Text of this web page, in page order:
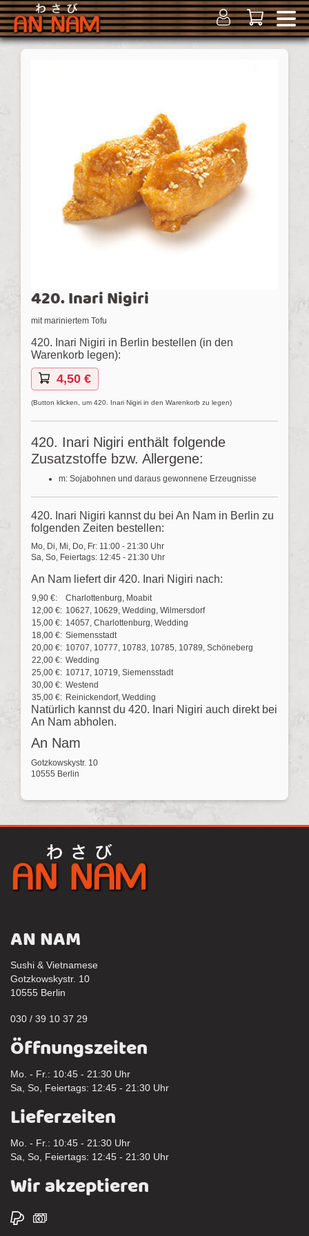
420. Inari Nigiri
mit mariniertem Tofu
420. Inari Nigiri in Berlin bestellen (in den
Warenkorb legen):
4,50 €
(Button klicken, um 420. Inari Nigiri in den Warenkorb zu legen)
420. Inari Nigiri enthält folgende
Zusatzstoffe bzw. Allergene:
m: Sojabohnen und daraus gewonnene Erzeugnisse
420. Inari Nigiri kannst du bei An Nam in Berlin zu
folgenden Zeiten bestellen:
Mo, Di, Mi, Do, Fr: 11:00 - 21:30 Uhr
Sa, So, Feiertags: 12:45 - 21:30 Uhr
An Nam liefert dir 420. Inari Nigiri nach:
9,90 €:
Charlottenburg, Moabit
12,00 €: 10627, 10629, Wedding, Wilmersdorf
15,00 €: 14057, Charlottenburg, Wedding
18,00 €: Siemensstadt
20,00 €: 10707, 10777, 10783, 10785, 10789, Schöneberg
22,00 €: Wedding
25,00 €: 10717, 10719, Siemensstadt
30,00 €: Westend
35,00 €: Reinickendorf, Wedding
Natürlich kannst du 420. Inari Nigiri auch direkt bei
An Nam abholen.
An Nam
Gotzkowskystr. 10
10555 Berlin
AN NAM
Sushi & Vietnamese
Gotzkowskystr. 10
10555 Berlin
030 / 39 10 37 29
Öffnungszeiten
Mo. - Fr.: 10:45 - 21:30 Uhr
Sa, So, Feiertags: 12:45 - 21:30 Uhr
Lieferzeiten
Mo. - Fr.: 10:45 - 21:30 Uhr
Sa, So, Feiertags: 12:45 - 21:30 Uhr
Wir akzeptieren